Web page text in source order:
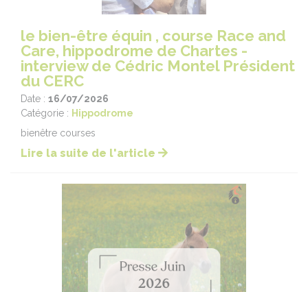
le bien-être équin , course Race and
Care, hippodrome de Chartes -
interview de Cédric Montel Président
du CERC
Date : 16/07/2026
Catégorie : Hippodrome
bienêtre courses
Lire la suite de l'article